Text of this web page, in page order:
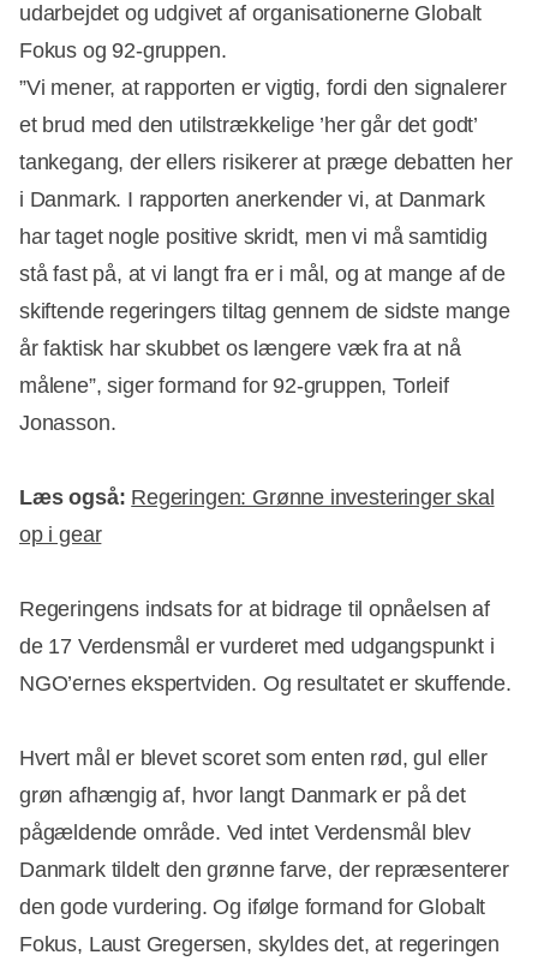
udarbejdet og udgivet af organisationerne Globalt
Fokus og 92-gruppen.
”Vi mener, at rapporten er vigtig, fordi den signalerer
et brud med den utilstrækkelige ’her går det godt’
tankegang, der ellers risikerer at præge debatten her
i Danmark. I rapporten anerkender vi, at Danmark
har taget nogle positive skridt, men vi må samtidig
stå fast på, at vi langt fra er i mål, og at mange af de
skiftende regeringers tiltag gennem de sidste mange
år faktisk har skubbet os længere væk fra at nå
målene”, siger formand for 92-gruppen, Torleif
Jonasson.
Læs også: Regeringen: Grønne investeringer skal
op i gear
Regeringens indsats for at bidrage til opnåelsen af
de 17 Verdensmål er vurderet med udgangspunkt i
NGO’ernes ekspertviden. Og resultatet er skuffende.
Hvert mål er blevet scoret som enten rød, gul eller
grøn afhængig af, hvor langt Danmark er på det
pågældende område. Ved intet Verdensmål blev
Danmark tildelt den grønne farve, der repræsenterer
den gode vurdering. Og ifølge formand for Globalt
Fokus, Laust Gregersen, skyldes det, at regeringen